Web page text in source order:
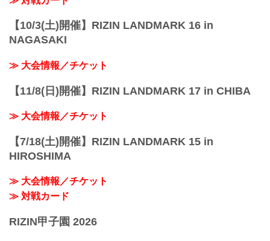
【10/3(土)開催】RIZIN LANDMARK 16 in
NAGASAKI
≫ 大会情報／チケット
【11/8(日)開催】RIZIN LANDMARK 17 in CHIBA
≫ 大会情報／チケット
【7/18(土)開催】RIZIN LANDMARK 15 in
HIROSHIMA
≫ 大会情報／チケット
≫ 対戦カード
RIZIN甲子園 2026